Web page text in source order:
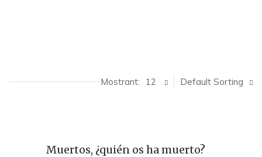
Default Sorting
Mostrant: 12
Muertos, ¿quién os ha muerto?